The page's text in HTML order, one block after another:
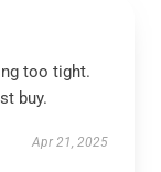
too tight.
buy.
Apr 21, 2025